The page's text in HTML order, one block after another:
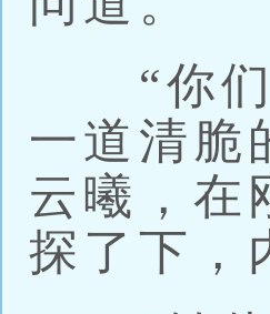
“你们
一道清脆
云曦，在
探了下，